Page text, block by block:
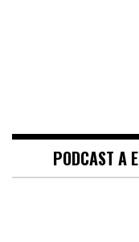
PODCAST A